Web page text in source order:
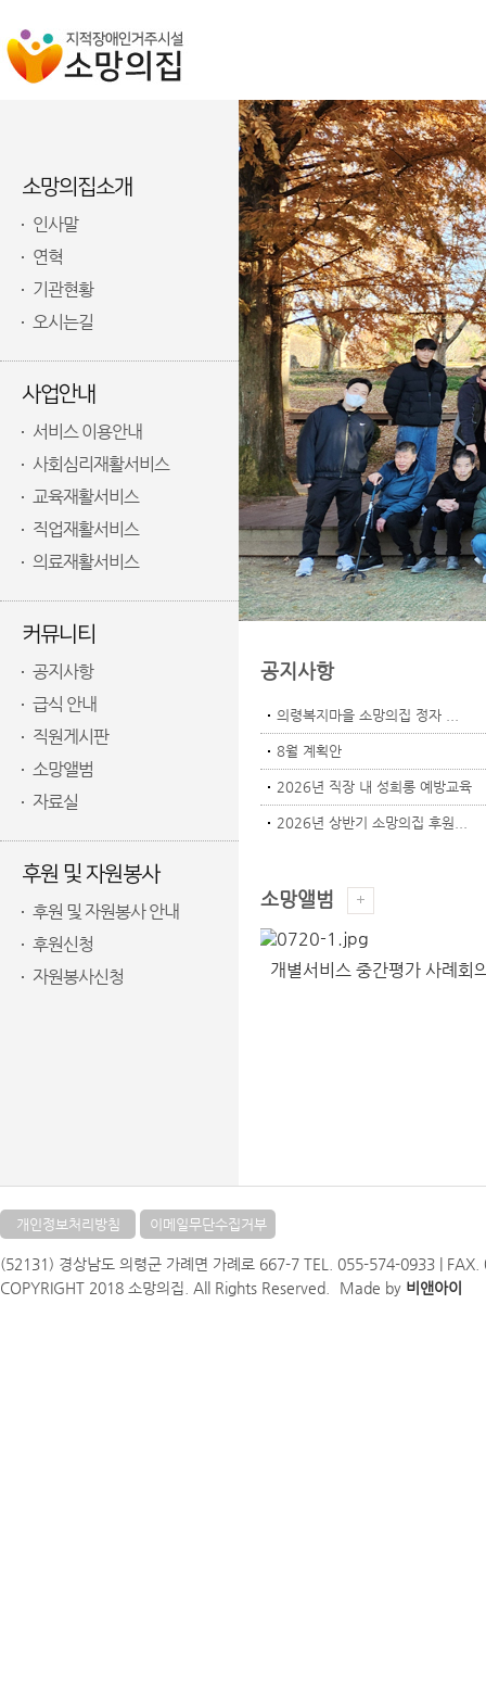
소망의집소개
인사말
연혁
기관현황
오시는길
사업안내
서비스 이용안내
사회심리재활서비스
교육재활서비스
직업재활서비스
의료재활서비스
커뮤니티
공지사항
급식 안내
직원게시판
소망앨범
자료실
후원 및 자원봉사
후원 및 자원봉사 안내
후원신청
자원봉사신청
공지사항
의령복지마을 소망의집 정자 ...
8월 계획안
2026년 직장 내 성희롱 예방교육
2026년 상반기 소망의집 후원...
소망앨범
개별서비스 중간평가 사례회
개인정보처리방침 이메일무단수집거부
(52131) 경상남도 의령군 가례면 가례로 667-7 TEL. 055-574-0933 |
COPYRIGHT 2018 소망의집. All Rights Reserved.
Made by 비앤아이